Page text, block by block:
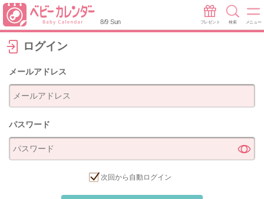
8/9 Sun プレゼント 検索 メニュー
ログイン
メールアドレス
パスワード
次回から自動ログイン